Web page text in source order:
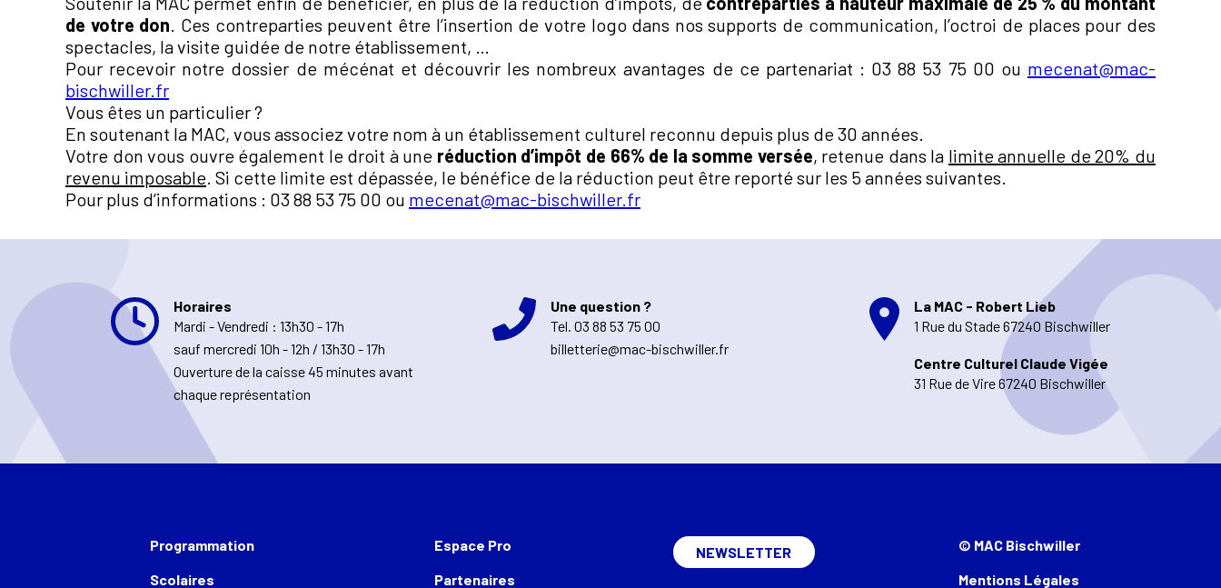
de votre don. Ces contreparties peuvent être l’insertion de votre logo dans nos supports de communication, l’octroi de places pour des
spectacles, la visite guidée de notre établissement, …
Pour recevoir notre dossier de mécénat et découvrir les nombreux avantages de ce partenariat : 03 88 53 75 00 ou mecenat@mac-
bischwiller.fr
Vous êtes un particulier ?
En soutenant la MAC, vous associez votre nom à un établissement culturel reconnu depuis plus de 30 années.
Votre don vous ouvre également le droit à une réduction d’impôt de 66% de la somme versée, retenue dans la limite annuelle de 20% du
revenu imposable. Si cette limite est dépassée, le bénéfice de la réduction peut être reporté sur les 5 années suivantes.
Pour plus d’informations : 03 88 53 75 00 ou mecenat@mac-bischwiller.fr
Horaires
Mardi - Vendredi : 13h30 - 17h
sauf mercredi 10h - 12h / 13h30 - 17h
Ouverture de la caisse 45 minutes avant
chaque représentation
Une question ?
Tel. 03 88 53 75 00
billetterie@mac-bischwiller.fr
La MAC - Robert Lieb
1 Rue du Stade 67240 Bischwiller
Centre Culturel Claude Vigée
31 Rue de Vire 67240 Bischwiller
Programmation
Scolaires
Espace Pro
Partenaires
NEWSLETTER © MAC Bischwiller
Mentions Légales